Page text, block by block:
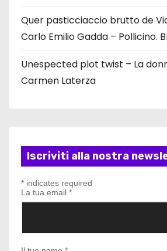
Quer pasticciaccio brutto de
Carlo Emilio Gadda – Pollicino.
Unespected plot twist – La
Carmen Laterza
Iscriviti alla nostra
* indicates required
La tua email *